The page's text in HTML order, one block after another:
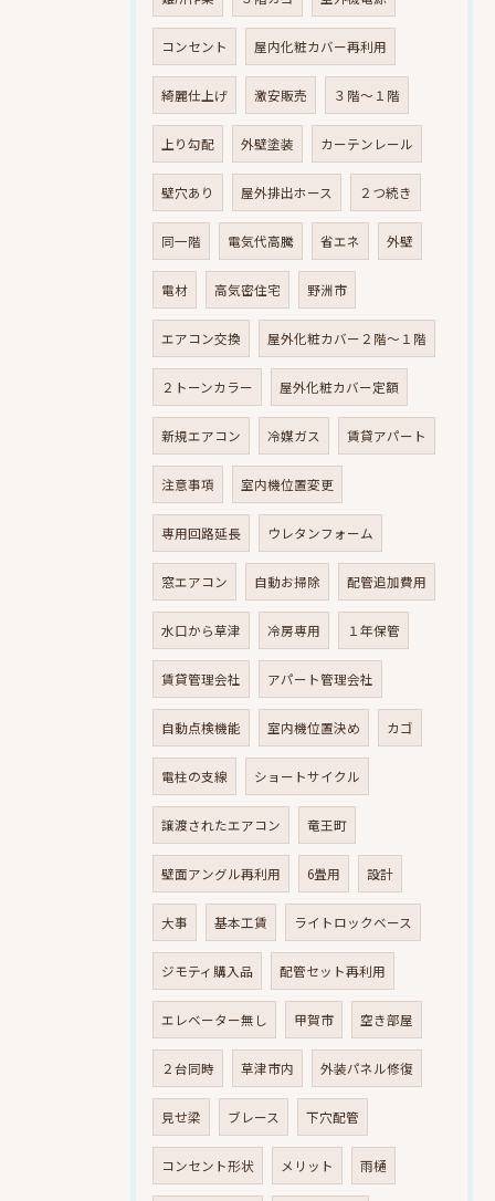
コンセント 屋内化粧カバー再利用
綺麗仕上げ 激安販売 ３階～１階
上り勾配 外壁塗装 カーテンレール
壁穴あり 屋外排出ホース ２つ続き
同一階 電気代高騰 省エネ 外壁
電材 高気密住宅 野洲市
エアコン交換 屋外化粧カバー２階～１階
２トーンカラー 屋外化粧カバー定額
新規エアコン 冷媒ガス 賃貸アパート
注意事項 室内機位置変更
専用回路延長 ウレタンフォーム
窓エアコン 自動お掃除 配管追加費用
水口から草津 冷房専用 １年保管
賃貸管理会社 アパート管理会社
自動点検機能 室内機位置決め カゴ
電柱の支線 ショートサイクル
譲渡されたエアコン 竜王町
壁面アングル再利用 6畳用 設計
大事 基本工賃 ライトロックベース
ジモティ購入品 配管セット再利用
エレベーター無し 甲賀市 空き部屋
２台同時 草津市内 外装パネル修復
見せ梁 ブレース 下穴配管
コンセント形状 メリット 雨樋